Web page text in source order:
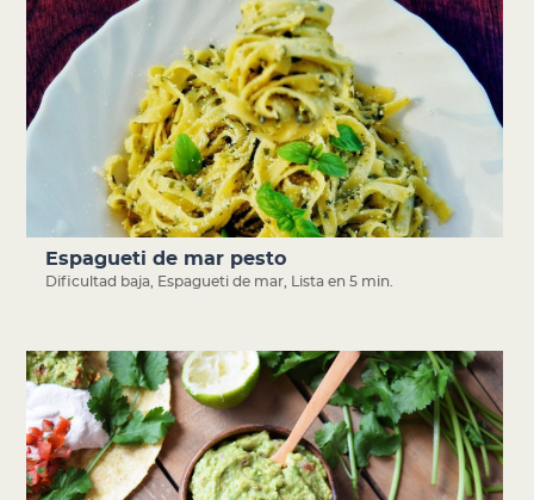
Espagueti de mar pesto
Dificultad baja Espagueti de mar Lista en 5 min.